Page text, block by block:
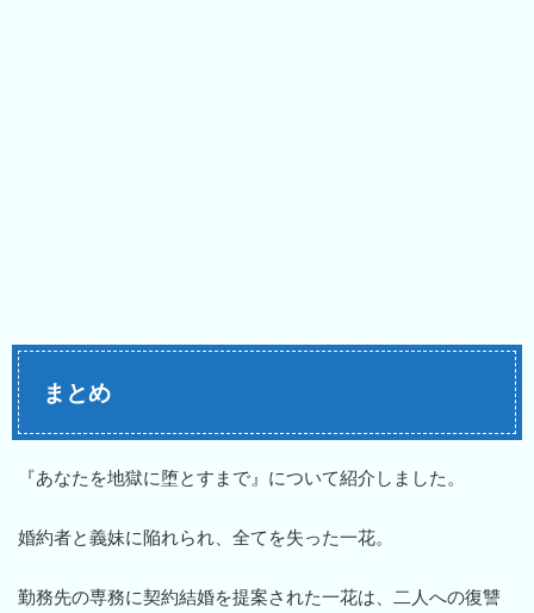
まとめ
『あなたを地獄に堕とすまで』について紹介しました。
婚約者と義妹に陥れられ、全てを失った一花。
勤務先の専務に契約結婚を提案された一花は、二人への復讐